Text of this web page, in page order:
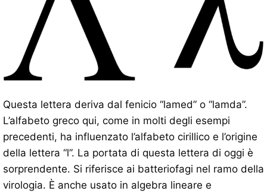
Questa lettera deriva dal fenicio “lamed” o “lamda”.
L’alfabeto greco qui, come in molti degli esempi
precedenti, ha influenzato l’alfabeto cirillico e l’origine
della lettera “l”. La portata di questa lettera di oggi è
sorprendente. Si riferisce ai batteriofagi nel ramo della
virologia. È anche usato in algebra lineare e